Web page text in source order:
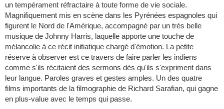
un tempérament réfractaire à toute forme de vie sociale.
Magnifiquement mis en scène dans les Pyrénées espagnoles qui
figurent le Nord de l'Amérique, accompagné par un très belle
musique de Johnny Harris, laquelle apporte une touche de
mélancolie à ce récit initiatique chargé d'émotion. La petite
réserve à observer est ce travers de faire parler les indiens
comme s'ils récitaient des sermons dès qu'ils s'expriment dans
leur langue. Paroles graves et gestes amples. Un des quatre
films importants de la filmographie de Richard Sarafian, qui gagne
en plus-value avec le temps qui passe.